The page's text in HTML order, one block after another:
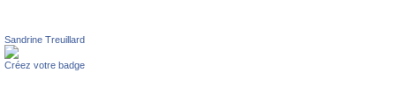
Sandrine Treuillard
Créez votre badge